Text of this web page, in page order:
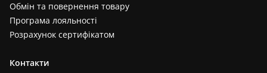
Обмін та повернення товару
Програма лояльності
Розрахунок сертифікатом
Контакти